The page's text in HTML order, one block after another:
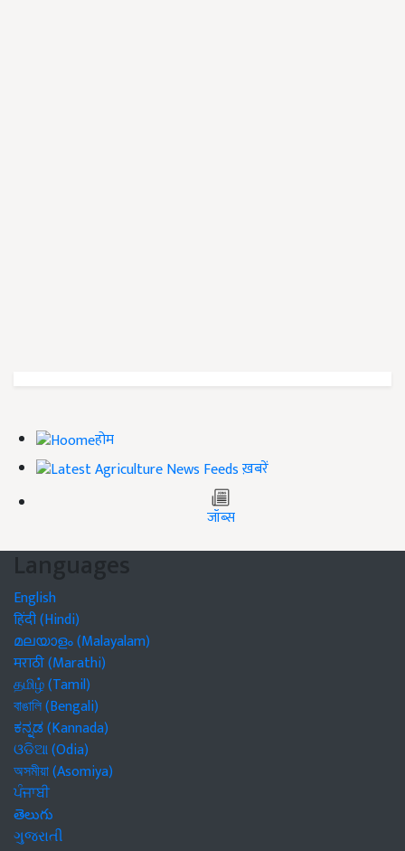
होम
ख़बरें
जॉब्स
Languages
English
हिंदी (Hindi)
മലയാളം (Malayalam)
मराठी (Marathi)
தமிழ் (Tamil)
বাঙালি (Bengali)
ಕನ್ನಡ (Kannada)
ଓଡିଆ (Odia)
অসমীয়া (Asomiya)
ਪੰਜਾਬੀ
తెలుగు
ગુજરાતી